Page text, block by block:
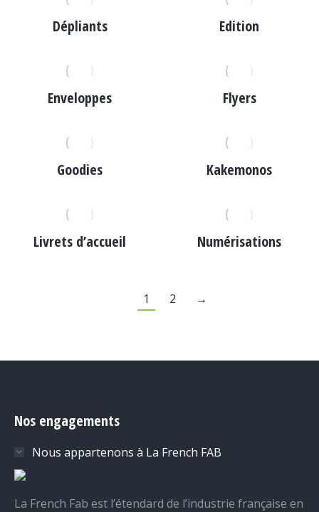
Dépliants Edition
Enveloppes Flyers
Goodies Kakemonos
Livrets d’accueil Numérisations
1 2 →
Nos engagements
Nous appartenons à La French FAB
La French Fab est l’étendard de l’industrie française en